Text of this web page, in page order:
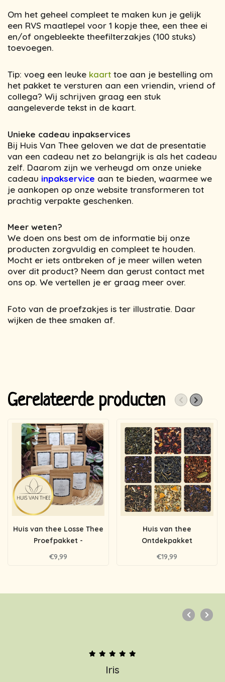
Om het geheel compleet te maken kun je gelijk
een RVS maatlepel voor 1 kopje thee, een thee ei
en/of ongebleekte theefilterzakjes (100 stuks)
toevoegen.
Tip: voeg een leuke kaart toe aan je bestelling om
het pakket te versturen aan een vriendin, vriend of
collega? Wij schrijven graag een stuk
aangeleverde tekst in de kaart.
Unieke cadeau inpakservices
Bij Huis Van Thee geloven we dat de presentatie
van een cadeau net zo belangrijk is als het cadeau
zelf. Daarom zijn we verheugd om onze unieke
cadeau inpakservice aan te bieden, waarmee we
je aankopen op onze website transformeren tot
prachtig verpakte geschenken.
Meer weten?
We doen ons best om de informatie bij onze
producten zorgvuldig en compleet te houden.
Mocht er iets ontbreken of je meer willen weten
over dit product? Neem dan gerust contact met
ons op. We vertellen je er graag meer over.
Foto van de proefzakjes is ter illustratie. Daar
wijken de thee smaken af.
Gerelateerde producten
Huis van thee Losse Thee
Proefpakket -
Kruidenthee
€9,99
Huis van thee
Ontdekpakket
€19,99
Iris